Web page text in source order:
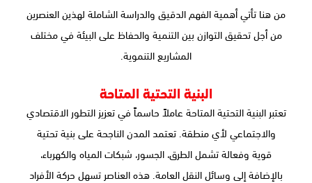
من هنا تأتي أهمية الفهم الدقيق والدراسة الشاملة لهذين العنصرين
من أجل تحقيق التوازن بين التنمية والحفاظ على البيئة في مختلف
المشاريع التنموية.
البنية التحتية المتاحة
تعتبر البنية التحتية المتاحة عاملاً حاسماً في تعزيز التطور الاقتصادي
والاجتماعي لأي منطقة. تعتمد المدن الناجحة على بنية تحتية
قوية وفعالة تشمل الطرق، الجسور، شبكات المياه والكهرباء،
بالإضافة إلى وسائل النقل العامة. هذه العناصر تسهل حركة الأفراد